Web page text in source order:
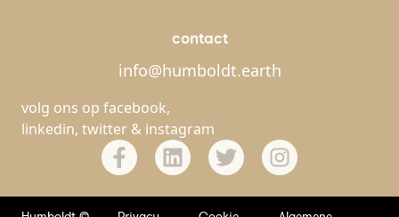
contact
info@humboldt.earth
volg ons op facebook,
linkedin, twitter & instagram